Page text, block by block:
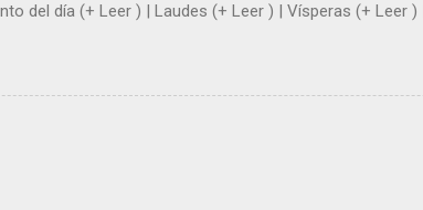
del día (+ Leer ) | Laudes (+ Leer ) | Vísperas (+ Leer )